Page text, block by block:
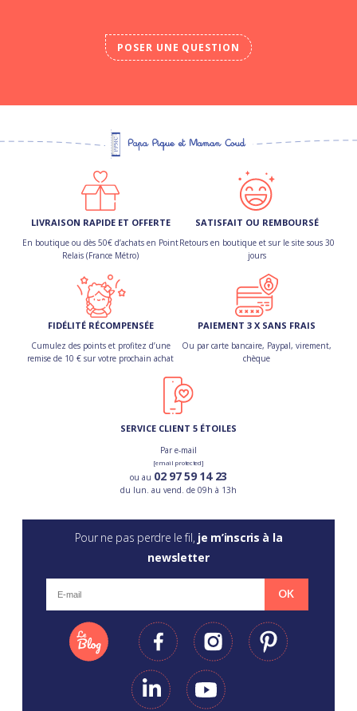
POSER UNE QUESTION
LIVRAISON RAPIDE ET OFFERTE
En boutique ou dès 50€ d’achats en Point
Relais (France Métro)
SATISFAIT OU REMBOURSÉ
Retours en boutique et sur le site sous 30
jours
FIDÉLITÉ RÉCOMPENSÉE
Cumulez des points et profitez d’une
remise de 10 € sur votre prochain achat
PAIEMENT 3 X SANS FRAIS
Ou par carte bancaire, Paypal, virement,
chèque
SERVICE CLIENT 5 ÉTOILES
Par e-mail
[email protected]
ou au 02 97 59 14 23
du lun. au vend. de 09h à 13h
Pour ne pas perdre le fil, je m’inscris à la
newsletter
OK